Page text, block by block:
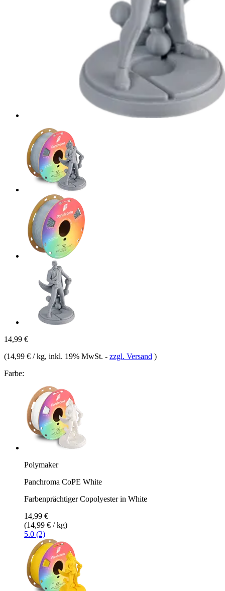
14,99 €
(14,99 € / kg, inkl. 19% MwSt. - zzgl. Versand )
Farbe:
Polymaker
Panchroma CoPE White
Farbenprächtiger Copolyester in White
14,99 €
(14,99 € / kg)
5.0 (2)